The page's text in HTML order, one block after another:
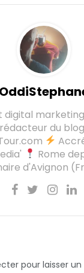
digital
du
Rome
d'Avignon
pour laisser